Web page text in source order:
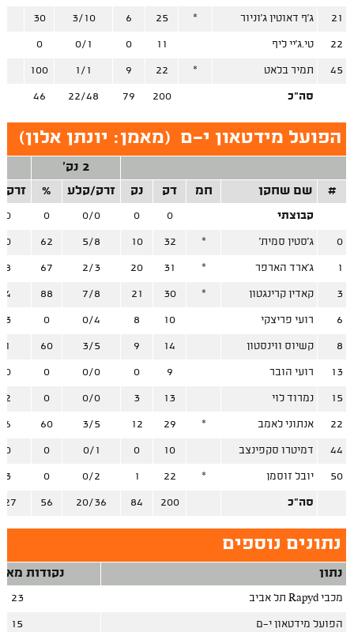
21 ג'ף דאוטין ג'וניור *
25
6
3/10
30
22 טי.ג'יי ליף 11
0
0/1
0
45 תמיר בלאט *
22
9
1/1
100
סה"כ 200
79
22/48
46
הפועל מידטאון י-ם (מאמן: יונתן אלון)
2 נק'
#
שם שחקן חמ דק נק זרק/קלע %
קבוצתי 0
0
0/0
0
0
0 ג'סטין סמית' *
32
10
5/8
62
0
1 ג'ארד הארפר *
31
20
2/3
67
8
3 קאדין קרינגטון *
30
21
7/8
88
4
6 רועי פריצקי 10
8
0/4
0
3
8 קשיוס ווינסטון 14
9
3/5
60
1
13 רועי הובר 9
0
0/0
0
0
15 נמרוד לוי 13
3
0/0
0
2
22 אנתוני לאמב *
29
12
3/5
60
6
44 דמיטרו סקפינצב 10
0
0/1
0
0
50 יובל זוסמן *
22
1
0/2
0
3
סה"כ 200
84
20/36
56
27
נתונים נוספים
נתון נקודות
מכבי Rapyd תל אביב 23
הפועל מידטאון י-ם 15